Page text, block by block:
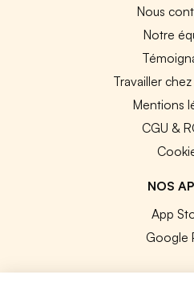
Nous
Notre
Travailler
Mentions
CGU &
NOS
App
Google